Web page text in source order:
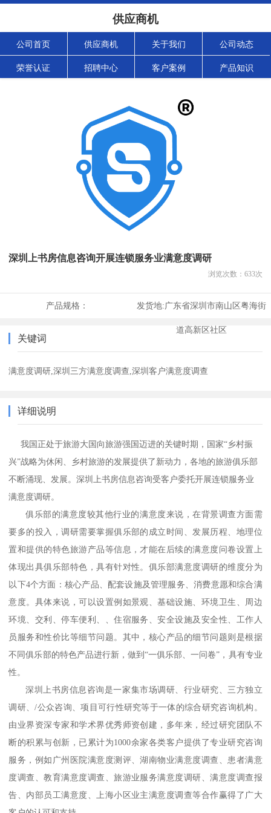
供应商机
公司首页 供应商机 关于我们 公司动态
荣誉认证 招聘中心 客户案例 产品知识
深圳上书房信息咨询开展连锁服务业满意度调研
浏览次数： 633次
产品规格： 发货地:广东省深圳市南山区粤海街
道高新区社区
关键词
满意度调研,深圳三方满意度调查,深圳客户满意度调查
详细说明
我国正处于旅游大国向旅游强国迈进的关键时期，国家“乡村振
兴”战略为休闲、乡村旅游的发展提供了新动力，各地的旅游俱乐部
不断涌现、发展。深圳上书房信息咨询受客户委托开展连锁服务业
满意度调研。
俱乐部的满意度较其他行业的满意度来说，在背景调查方面需
要多的投入，调研需要掌握俱乐部的成立时间、发展历程、地理位
置和提供的特色旅游产品等信息，才能在后续的满意度问卷设置上
体现出具俱乐部特色，具有针对性。俱乐部满意度调研的维度分为
以下4个方面：核心产品、配套设施及管理服务、消费意愿和综合满
意度。具体来说，可以设置例如景观、基础设施、环境卫生、周边
环境、交利、停车便利、、住宿服务、安全设施及安全性、工作人
员服务和性价比等细节问题。其中，核心产品的细节问题则是根据
不同俱乐部的特色产品进行新，做到“一俱乐部、一问卷”，具有专业
性。
深圳上书房信息 咨询是一家集市场调研、行业研究、三方独立
调研、/公众咨询、项目可行性研究等于一体的综合研究咨询机构。
由业界资深专家和学术界优秀师资创建，多年来，经过研究团队不
断的积累与创新，已累计为1000余家各类客户提供了专业研究咨询
服务，例如广州医院满意度测评、湖南物业满意度调查、患者满意
度调查、教育满意度调查、旅游业服务满意度调研、满意度调查报
告、内部员工满意度、上海小区业主满意度调查等合作赢得了广大